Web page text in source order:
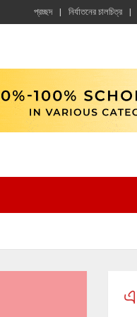
প্রচ্ছদ নির্যাতনের চালচিত্র